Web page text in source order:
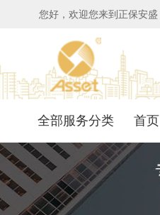
您好，欢迎您来到正保安盛
全部服务分类 首页